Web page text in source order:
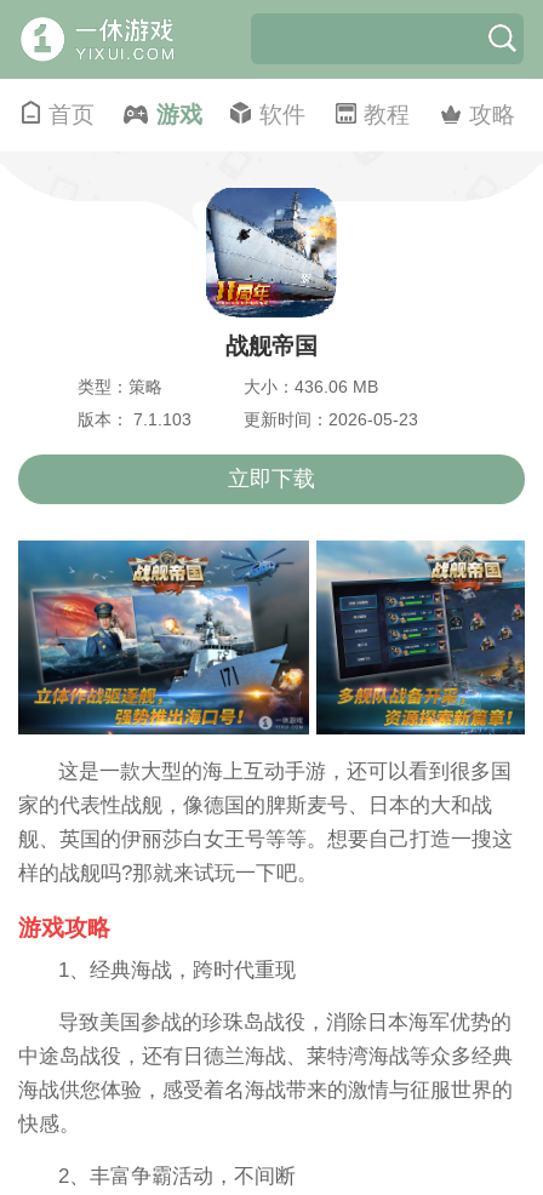
首页 游戏 软件 教程 攻略
战舰帝国
类型：策略
大小：436.06 MB
版本： 7.1.103
更新时间：2026-05-23
立即下载
这是一款大型的海上互动手游，还可以看到很多国
家的代表性战舰，像德国的脾斯麦号、日本的大和战
舰、英国的伊丽莎白女王号等等。想要自己打造一搜这
样的战舰吗?那就来试玩一下吧。
游戏攻略
1、经典海战，跨时代重现
导致美国参战的珍珠岛战役，消除日本海军优势的
中途岛战役，还有日德兰海战、莱特湾海战等众多经典
海战供您体验，感受着名海战带来的激情与征服世界的
快感。
2、丰富争霸活动，不间断